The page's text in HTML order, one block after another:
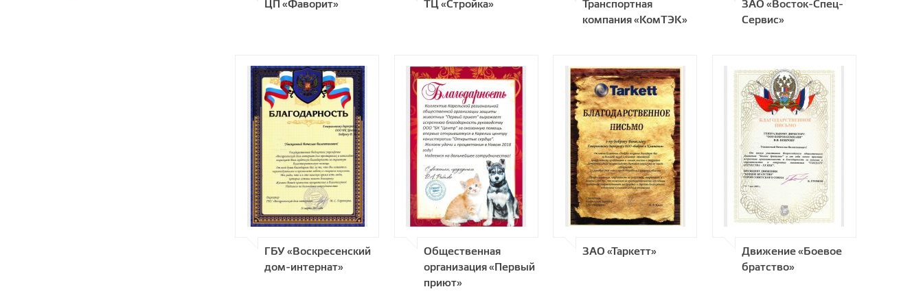
ЦП «Фаворит» ТЦ «Стройка»
Транспортная
компания «КомТЭК»
ЗАО «Восток-Спец-
Сервис»
ГБУ «Воскресенский
дом-интернат»
Общественная
организация «Первый
приют»
ЗАО «Таркетт»
Движение «Боевое
братство»